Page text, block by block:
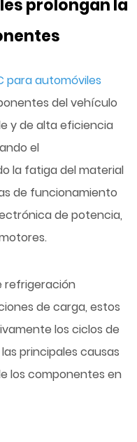
prolongan la
para automóviles
del vehículo
y de alta eficiencia
el
la fatiga del material
de funcionamiento
de potencia,
refrigeración
de carga, estos
los ciclos de
principales causas
los componentes en